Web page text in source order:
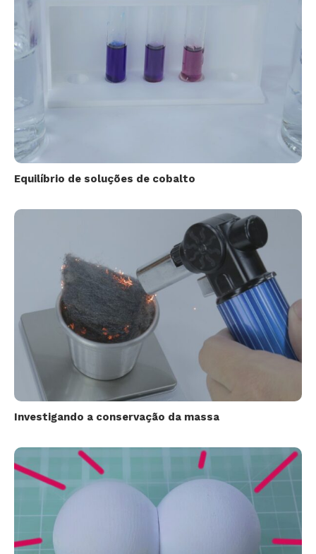
Equilíbrio de soluções de cobalto
Investigando a conservação da massa